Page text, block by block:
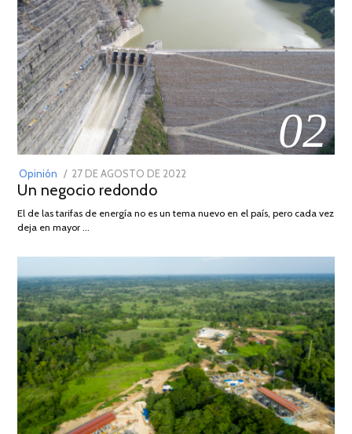
02
Opinión
POSTED
ON
27 DE AGOSTO DE 2022
DE
Un negocio redondo
El de las tarifas de energía no es un tema nuevo en el país, pero cada vez
deja en mayor …